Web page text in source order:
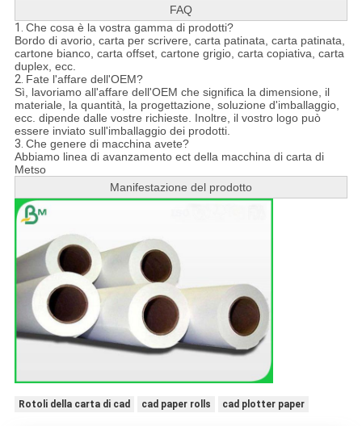
FAQ
1. Che cosa è la vostra gamma di prodotti?
Bordo di avorio, carta per scrivere, carta patinata, carta patinata,
cartone bianco, carta offset, cartone grigio, carta copiativa, carta
duplex, ecc.
2. Fate l'affare dell'OEM?
Sì, lavoriamo all'affare dell'OEM che significa la dimensione, il
materiale, la quantità, la progettazione, soluzione d'imballaggio,
ecc. dipende dalle vostre richieste. Inoltre, il vostro logo può
essere inviato sull'imballaggio dei prodotti.
3. Che genere di macchina avete?
Abbiamo linea di avanzamento ect della macchina di carta di
Metso
Manifestazione del prodotto
Rotoli della carta di cad cad paper rolls cad plotter paper